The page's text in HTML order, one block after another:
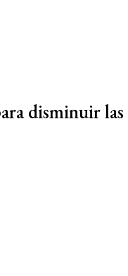
disminuir las